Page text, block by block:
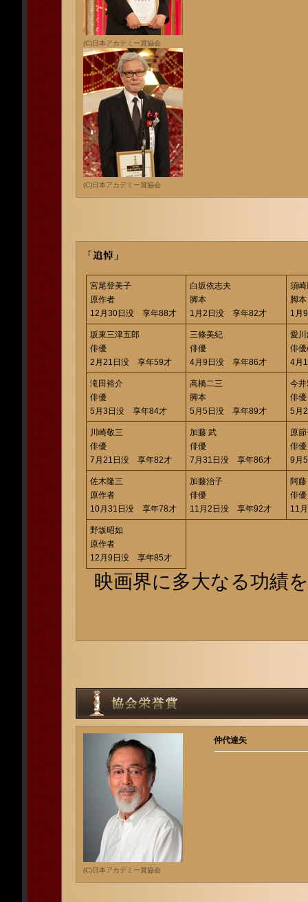
(C)日本アカデミー賞協会
(C)日本アカデミー賞協会
宮尾登美子
原作者
12月30日没 享年88才
白坂依志夫
脚本
1月2日没 享年82才
須
脚本
1月
坂東三津五郎
俳優
2月21日没 享年59才
三條美紀
俳優
4月9日没 享年86才
愛
俳
4月
滝田裕介
俳優
5月3日没 享年84才
高橋二三
脚本
5月5日没 享年89才
今
俳優
5月
川崎敬三
俳優
7月21日没 享年82才
加藤 武
俳優
7月31日没 享年86才
原
俳優
9月
佐木隆三
原作者
10月31日没 享年78才
加藤治子
俳優
11月2日没 享年92才
阿
俳優
11
野坂昭如
原作者
12月9日没 享年85才
映画界に多大なる功績
(C)日本アカデミー賞協会
仲代達矢